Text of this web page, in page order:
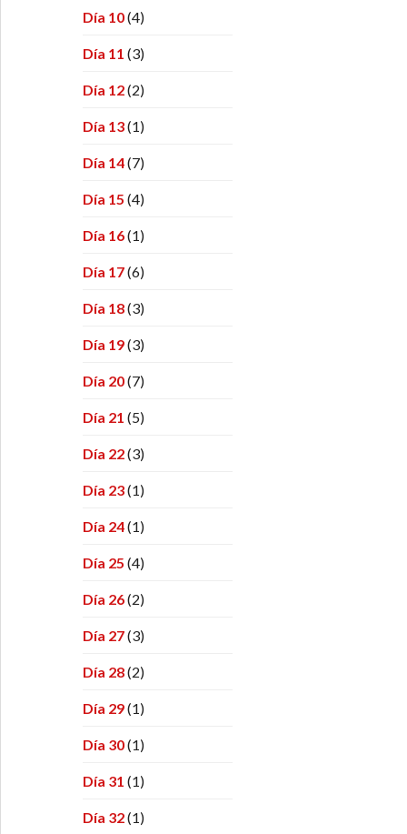
Día 10(4)
Día 11 (3)
Día 12(2)
Día 13(1)
Día 14(7)
Día 15 (4)
Día 16(1)
Día 17(6)
Día 18(3)
Día 19(3)
Día 20(7)
Día 21 (5)
Día 22(3)
Día 23(1)
Día 24(1)
Día 25 (4)
Día 26(2)
Día 27(3)
Día 28(2)
Día 29(1)
Día 30(1)
Día 31 (1)
Día 32(1)